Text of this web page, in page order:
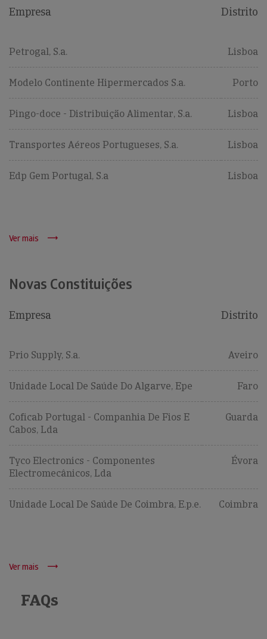
Empresa Distrito
Petrogal, S.a. Lisboa
Modelo Continente Hipermercados S.a. Porto
Pingo-doce - Distribuição Alimentar, S.a. Lisboa
Transportes Aéreos Portugueses, S.a. Lisboa
Edp Gem Portugal, S.a Lisboa
Ver mais
Novas Constituições
Empresa Distrito
Prio Supply, S.a. Aveiro
Unidade Local De Saúde Do Algarve, Epe Faro
Coficab Portugal - Companhia De Fios E
Cabos, Lda
Guarda
Tyco Electronics - Componentes
Electromecânicos, Lda
Évora
Unidade Local De Saúde De Coimbra, E.p.e. Coimbra
Ver mais
FAQs